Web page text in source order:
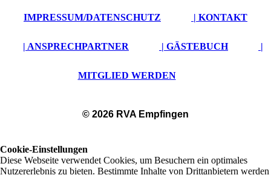
IMPRESSUM/DATENSCHUTZ | KONTAKT
| ANSPRECHPARTNER | GÄSTEBUCH |
MITGLIED WERDEN
© 2026 RVA Empfingen
Cookie-Einstellungen
Diese Webseite verwendet Cookies, um Besuchern ein optimales
Nutzererlebnis zu bieten. Bestimmte Inhalte von Drittanbietern werden